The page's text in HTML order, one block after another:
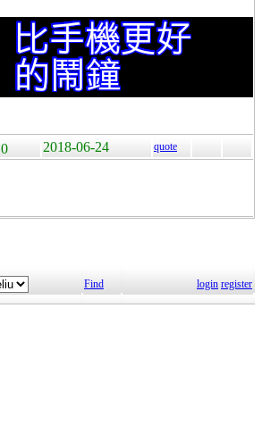
0 2018-06-24 quote
Find login register